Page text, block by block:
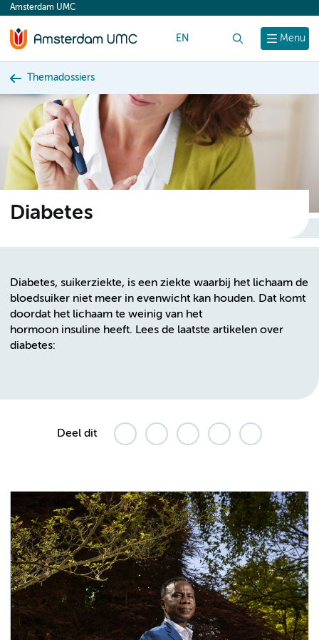
content
Menu
Amsterdam UMC
EN
Themadossiers
Diabetes
Diabetes, suikerziekte, is een ziekte waarbij het lichaam de
bloedsuiker niet meer in evenwicht kan houden. Dat komt
doordat het lichaam te weinig van het
hormoon insuline heeft. Lees de laatste artikelen over
diabetes:
Deel dit